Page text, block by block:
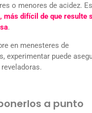
o menores de acidez.
más difícil de que resulte
.
en menesteres de
experimentar puede
a punto